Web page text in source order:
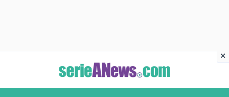
contenuto